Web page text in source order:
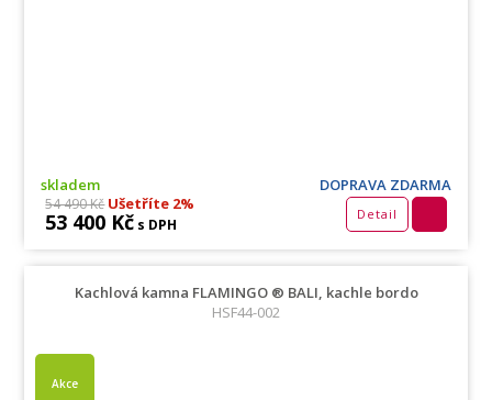
skladem DOPRAVA ZDARMA
54 490 KčUšetříte 2%
53 400 Kč s DPH
Detail
Kachlová kamna FLAMINGO ® BALI, kachle bordo
HSF44-002
Akce